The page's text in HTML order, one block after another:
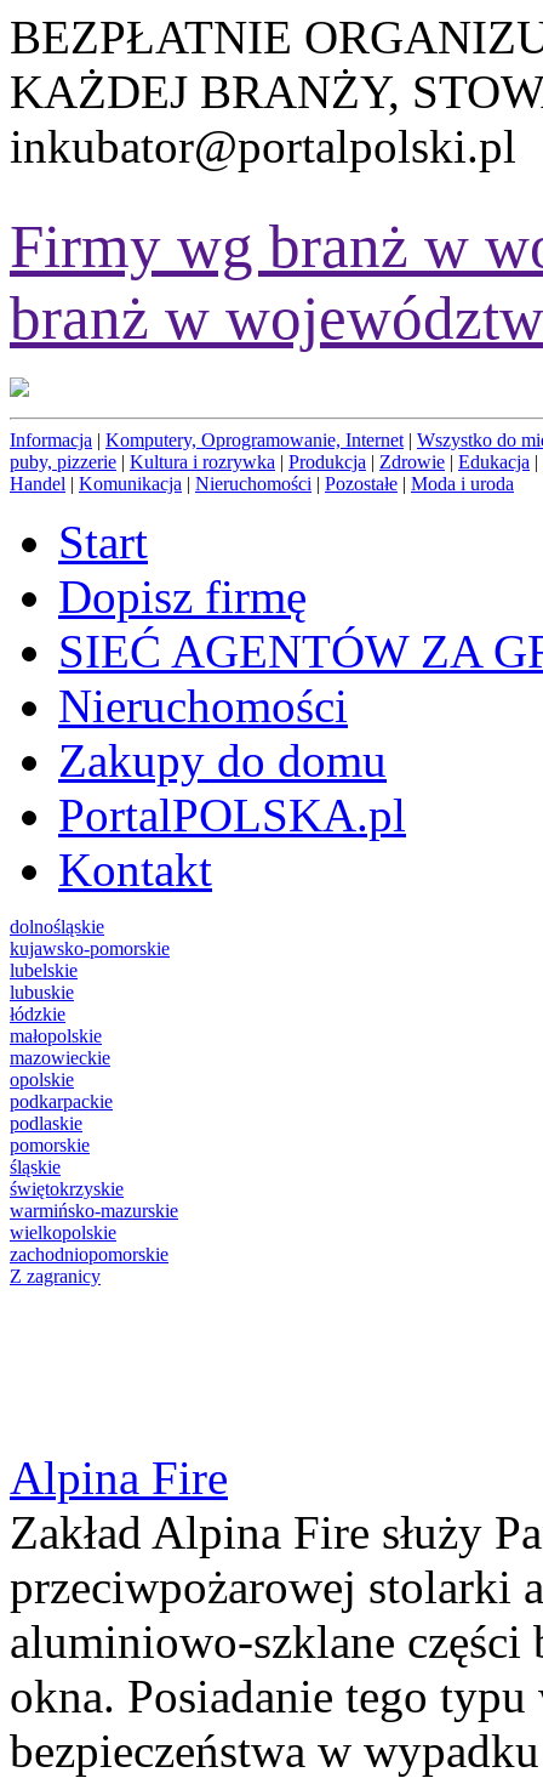
BEZPŁATNIE
KAŻDEJ BRANŻY,
inkubator@portalpolski.pl
Firmy wg branż w
branż w
Informacja | Komputery, Oprogramowanie, Internet | Wszystko do
puby, pizzerie | Kultura i rozrywka | Produkcja | Zdrowie | Edukacja |
Handel | Komunikacja | Nieruchomości | Pozostałe | Moda i uroda
Start
Dopisz firmę
SIEĆ AGENTÓW ZA
Nieruchomości
Zakupy do domu
PortalPOLSKA.pl
Kontakt
dolnośląskie
kujawsko-pomorskie
lubelskie
lubuskie
łódzkie
małopolskie
mazowieckie
opolskie
podkarpackie
podlaskie
pomorskie
śląskie
świętokrzyskie
warmińsko-mazurskie
wielkopolskie
zachodniopomorskie
Z zagranicy
Alpina Fire
Zakład Alpina Fire służy
przeciwpożarowej stolarki
aluminiowo-szklane
okna. Posiadanie tego
bezpieczeństwa w